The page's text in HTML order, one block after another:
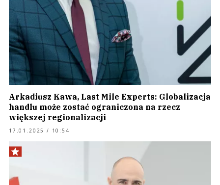
Arkadiusz Kawa, Last Mile Experts: Globalizacja
handlu może zostać ograniczona na rzecz
większej regionalizacji
17.01.2025 / 10:54